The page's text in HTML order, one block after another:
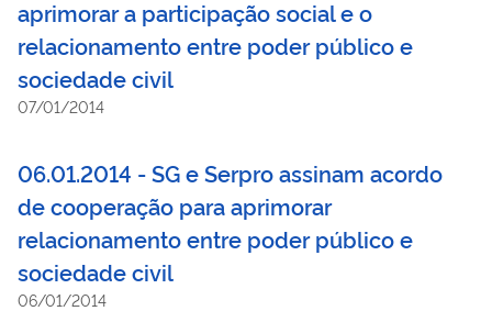
aprimorar a participação social e o
relacionamento entre poder público e
sociedade civil
07/01/2014
06.01.2014 - SG e Serpro assinam acordo
de cooperação para aprimorar
relacionamento entre poder público e
sociedade civil
06/01/2014